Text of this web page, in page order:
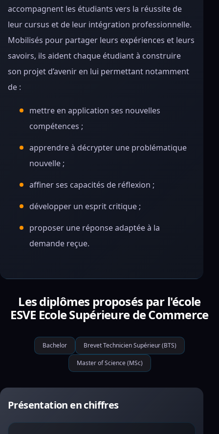
accompagnent les étudiants vers la réussite de
leur cursus et de leur intégration professionnelle.
Mobilisés pour partager leurs expériences et leurs
savoirs, ils aident chaque étudiant à construire
son projet d’avenir en lui permettant notamment
de :
mettre en application ses nouvelles
compétences ;
apprendre à décrypter une problématique
nouvelle ;
affiner ses capacités de réflexion ;
développer un esprit critique ;
proposer une réponse adaptée à la
demande reçue.
Les diplômes proposés par l'école
ESVE Ecole Supérieure de Commerce
Bachelor Brevet Technicien Supérieur (BTS)
Master of Science (MSc)
Présentation en chiffres